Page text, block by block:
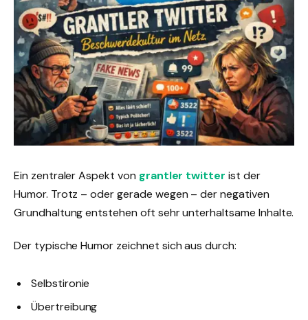
Ein zentraler Aspekt von grantler twitter ist der
Humor. Trotz – oder gerade wegen – der negativen
Grundhaltung entstehen oft sehr unterhaltsame Inhalte.
Der typische Humor zeichnet sich aus durch:
Selbstironie
Übertreibung